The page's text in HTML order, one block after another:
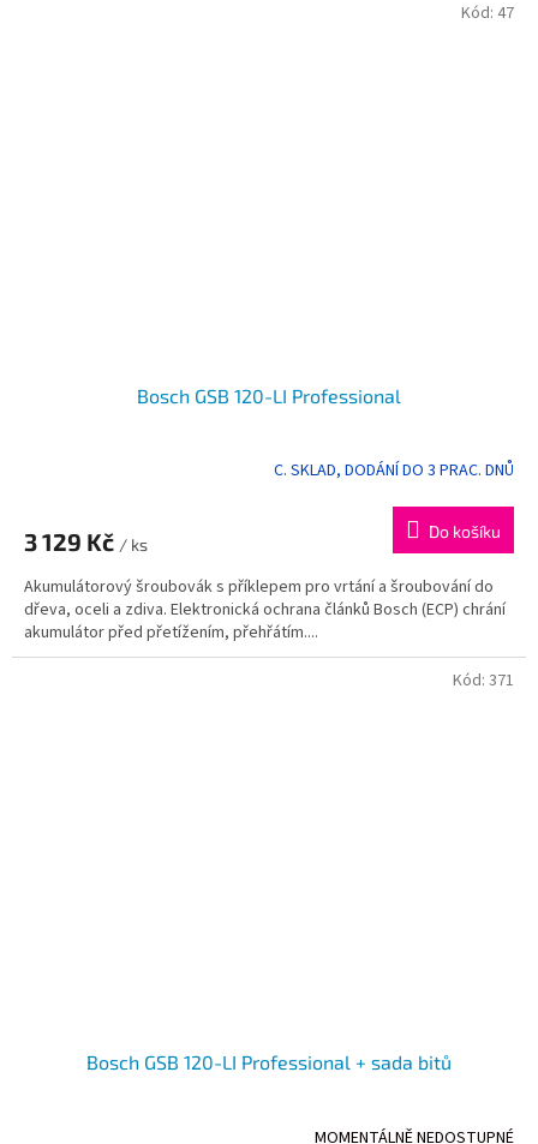
Bosch GSB 120-LI Professional
je
z
5
hvězdiček.
C. SKLAD, DODÁNÍ DO 3 PRAC. DNŮ
3 129 Kč / ks
Do košíku
Akumulátorový šroubovák s příklepem pro vrtání a šroubování do
dřeva, oceli a zdiva. Elektronická ochrana článků Bosch (ECP) chrání
akumulátor před přetížením, přehřátím....
Kód: 47
Bosch GSB 120-LI Professional + sada bitů
MOMENTÁLNĚ NEDOSTUPNÉ
Kód: 371